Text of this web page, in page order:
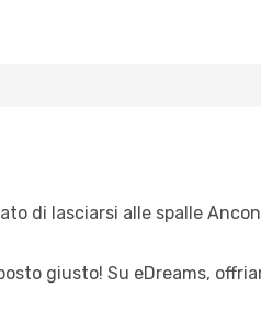
di lasciarsi alle spalle
giusto! Su eDreams,